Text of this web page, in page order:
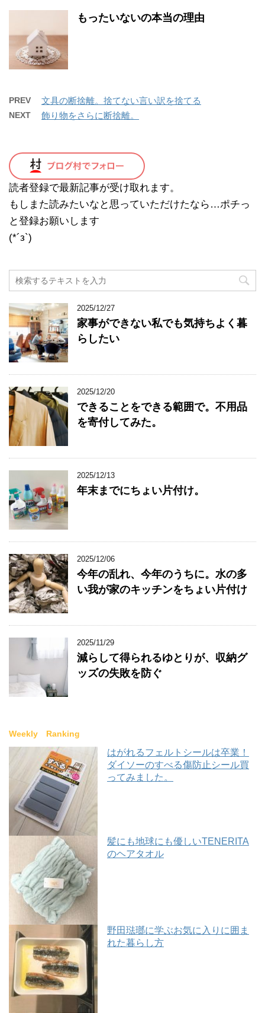
もったいないの本当の理由
PREV 文具の断捨離。捨てない言い訳を捨てる
NEXT 飾り物をさらに断捨離。
読者登録で最新記事が受け取れます。
もしまた読みたいなと思っていただけたなら…ポチっ
と登録お願いします
(*´з`)
2025/12/27
家事ができない私でも気持ちよく暮
らしたい
2025/12/20
できることをできる範囲で。不用品
を寄付してみた。
2025/12/13
年末までにちょい片付け。
2025/12/06
今年の乱れ、今年のうちに。水の多
い我が家のキッチンをちょい片付け
2025/11/29
減らして得られるゆとりが、収納グ
ッズの失敗を防ぐ
Weekly Ranking
はがれるフェルトシールは卒業！
ダイソーのすべる傷防止シール買
ってみました。
髪にも地球にも優しいTENERITA
のヘアタオル
野田琺瑯に学ぶお気に入りに囲ま
れた暮らし方